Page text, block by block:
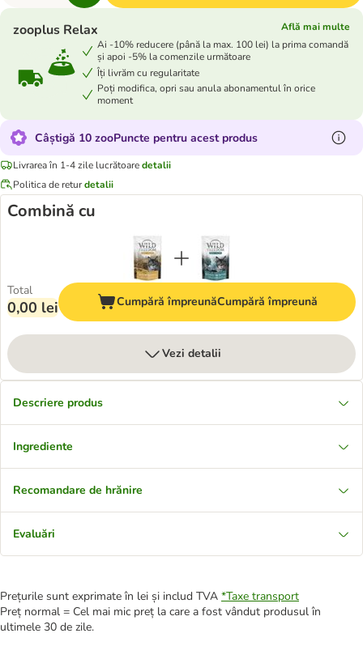
zooplus Relax
Află mai multe
Ai -10% reducere (până la max. 100 lei) la prima comandă
și apoi -5% la comenzile următoare
Îți livrăm cu regularitate
Poți modifica, opri sau anula abonamentul în orice
moment
Câștigă 10 zooPuncte pentru acest produs
Livrarea în 1-4 zile lucrătoaredetalii
Politica de returdetalii
Combină cu
Total
0,00 lei Cumpără împreunăCumpără împreună
Vezi detalii
Descriere produs
Ingrediente
Recomandare de hrănire
Evaluări
Prețurile sunt exprimate în lei și includ TVA *Taxe transport
Preț normal = Cel mai mic preț la care a fost vândut produsul în
ultimele 30 de zile.